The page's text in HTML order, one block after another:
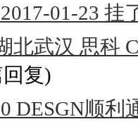
01-23 挂
北武汉 思科
复)
DESGN顺